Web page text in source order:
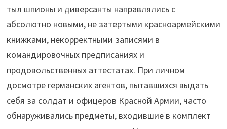
тыл шпионы и диверсанты направлялись с
абсолютно новыми, не затертыми красноармейскими
книжками, некорректными записями в
командировочных предписаниях и
продовольственных аттестатах. При личном
досмотре германских агентов, пытавшихся выдать
себя за солдат и офицеров Красной Армии, часто
обнаруживались предметы, входившие в комплект